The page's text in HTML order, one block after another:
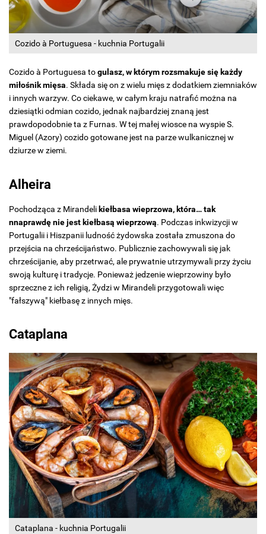
Cozido à Portuguesa - kuchnia Portugalii
Cozido à Portuguesa togulasz, w którym rozsmakuje się każdy
miłośnik mięsa. Składa się on z wielu mięs z dodatkiem ziemniaków
i innych warzyw. Co ciekawe, w całym kraju natrafić można na
dziesiątki odmian cozido, jednak najbardziej znaną jest
prawdopodobnie ta z Furnas. W tej małej wiosce na wyspie S.
Miguel (Azory) cozido gotowane jest na parze wulkanicznej w
dziurze w ziemi.
Alheira
Pochodząca z Mirandeli kiełbasa wieprzowa, która… tak
nnaprawdę nie jest kiełbasą wieprzową. Podczas inkwizycji w
Portugalii i Hiszpanii ludność żydowska została zmuszona do
przejścia na chrześcijaństwo. Publicznie zachowywali się jak
chrześcijanie, aby przetrwać, ale prywatnie utrzymywali przy życiu
swoją kulturę i tradycje. Ponieważ jedzenie wieprzowiny było
sprzeczne z ich religią, Żydzi w Mirandeli przygotowali więc
"fałszywą" kiełbasę z innych mięs.
Cataplana
Cataplana - kuchnia Portugalii